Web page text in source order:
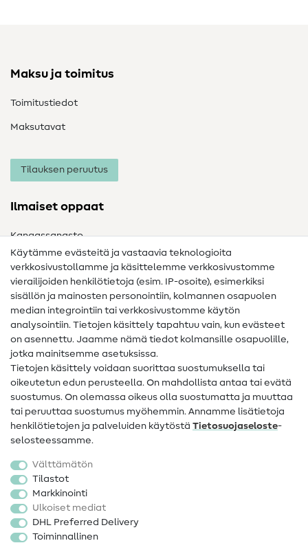
Maksu ja toimitus
Toimitustiedot
Maksutavat
Tilauksen peruutus
Ilmaiset oppaat
Kangassanasto
Ompelusanasto
Ompeluohjeet
Apua ja yhteystiedot
Yhteystiedot
Tietoa omistajanvaihdoksesta
Peruutusoikeus
Suosittu
Kankaat
Ompelutarvikkeet
Ale
Käytämme evästeitä ja vastaavia teknologioita
verkkosivustollamme ja käsittelemme verkkosivustomme
vierailijoiden henkilötietoja (esim. IP-osoite), esimerkiksi
sisällön ja mainosten personointiin, kolmannen osapuolen
median integrointiin tai verkkosivustomme käytön
analysointiin. Tietojen käsittely tapahtuu vain, kun evästeet
on asennettu. Jaamme nämä tiedot kolmansille osapuolille,
jotka mainitsemme asetuksissa.
Tietojen käsittely voidaan suorittaa suostumuksella tai
oikeutetun edun perusteella. On mahdollista antaa tai evätä
suostumus. On olemassa oikeus olla suostumatta ja muuttaa
tai peruuttaa suostumus myöhemmin. Annamme lisätietoja
henkilötietojen ja palveluiden käytöstä Tietosuojaseloste-
selosteessamme.
Välttämätön
Tilastot
Markkinointi
Ulkoiset mediat
DHL Preferred Delivery
Toiminnallinen